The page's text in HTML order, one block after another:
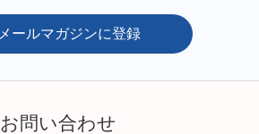
メールマガジンに登録
お問い合わせ